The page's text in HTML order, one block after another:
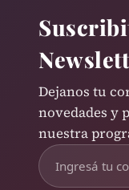
Dejanos tu
novedades y
nuestra